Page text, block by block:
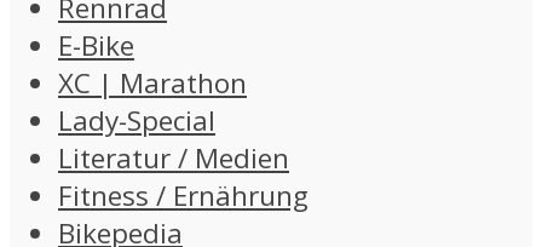
E-Bike
XC | Marathon
Lady-Special
Literatur / Medien
Fitness / Ernährung
Bikepedia